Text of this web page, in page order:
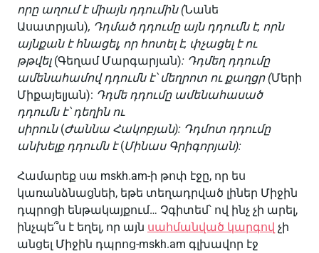
որը աղում է միայն դդումին(Նանե
Ասատրյան), Դդմած դդումը այն դդումն է, որն
այնքան է հնացել, որ հոտել է, փչացել է ու
թթվել(Գեղամ Մարգարյան): Դդմեղ դդումը
ամենահամով դդումն է՝ մեղրոտ ու քաղցր(Մերի
Միքայելյան): Դդմե դդումը ամենահասած
դդումն է՝ դեղին ու
սիրուն(Ժաննա Հակոբյան): Դդմոտ դդումը
անխելք դդումն է(Մինաս Գրիգորյան):
Համարեք սա mskh.am-ի թոփ էջը, որ ես
կառանձնացնեի, եթե տեղադրված լիներ Միջին
դպրոցի ենթակայքում… Չգիտեմ՝ ով ինչ չի արել,
ինչպե՞ս է եղել, որ այն սահմանված կարգով չի
անցել Միջին դպրոց-mskh.am գլխավոր էջ